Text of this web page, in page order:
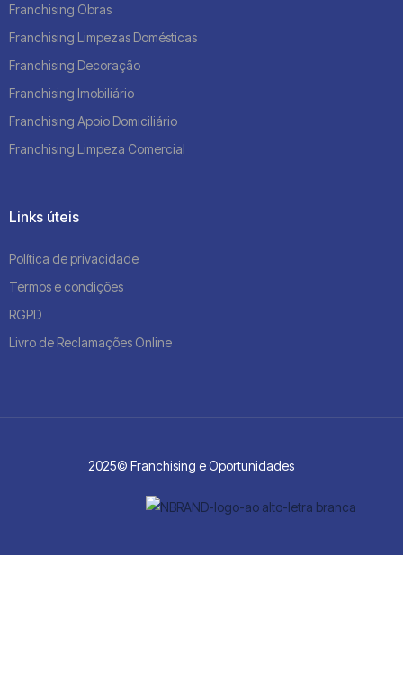
Franchising Obras
Franchising Limpezas Domésticas
Franchising Decoração
Franchising Imobiliário
Franchising Apoio Domiciliário
Franchising Limpeza Comercial
Links úteis
Política de privacidade
Termos e condições
RGPD
Livro de Reclamações Online
2025© Franchising e Oportunidades